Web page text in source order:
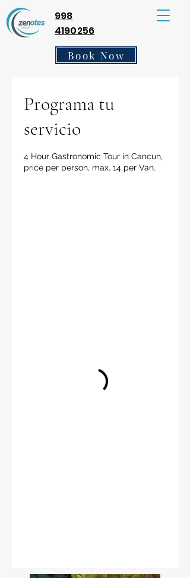
998
4190256
Book Now
Programa tu
servicio
4 Hour Gastronomic Tour in Cancun,
price per person, max. 14 per Van.